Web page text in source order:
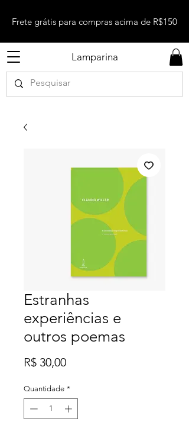
Lamparina
Frete grátis para compras acima de R$150
Estranhas
experiências e
outros poemas
R$ 30,00Preço
Quantidade *